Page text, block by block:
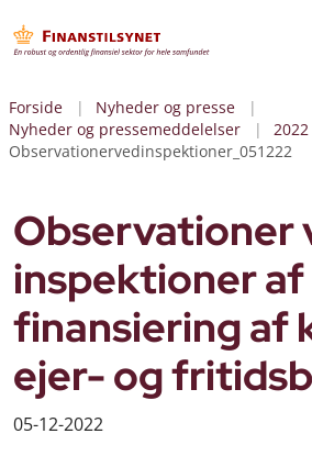
Forside
Nyheder og presse
Nyheder og pressemeddelelser
2022
Observationervedinspektioner_051222
Observationer
inspektioner af
finansiering af
ejer- og
05-12-2022